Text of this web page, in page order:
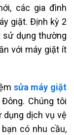
các gia đình
giặt. Định kỳ 2
sử dụng thường
với máy giặt ít
sửa máy giặt
Chúng tôi
dụng dịch vụ vệ
có nhu cầu,